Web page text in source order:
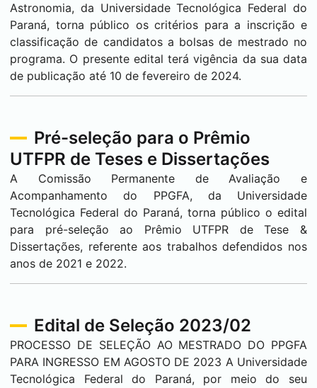
Astronomia, da Universidade Tecnológica Federal do
Paraná, torna público os critérios para a inscrição e
classificação de candidatos a bolsas de mestrado no
programa. O presente edital terá vigência da sua data
de publicação até 10 de fevereiro de 2024.
Pré-seleção para o Prêmio
UTFPR de Teses e Dissertações
A Comissão Permanente de Avaliação e
Acompanhamento do PPGFA, da Universidade
Tecnológica Federal do Paraná, torna público o edital
para pré-seleção ao Prêmio UTFPR de Tese &
Dissertações, referente aos trabalhos defendidos nos
anos de 2021 e 2022.
Edital de Seleção 2023/02
PROCESSO DE SELEÇÃO AO MESTRADO DO PPGFA
PARA INGRESSO EM AGOSTO DE 2023 A Universidade
Tecnológica Federal do Paraná, por meio do seu